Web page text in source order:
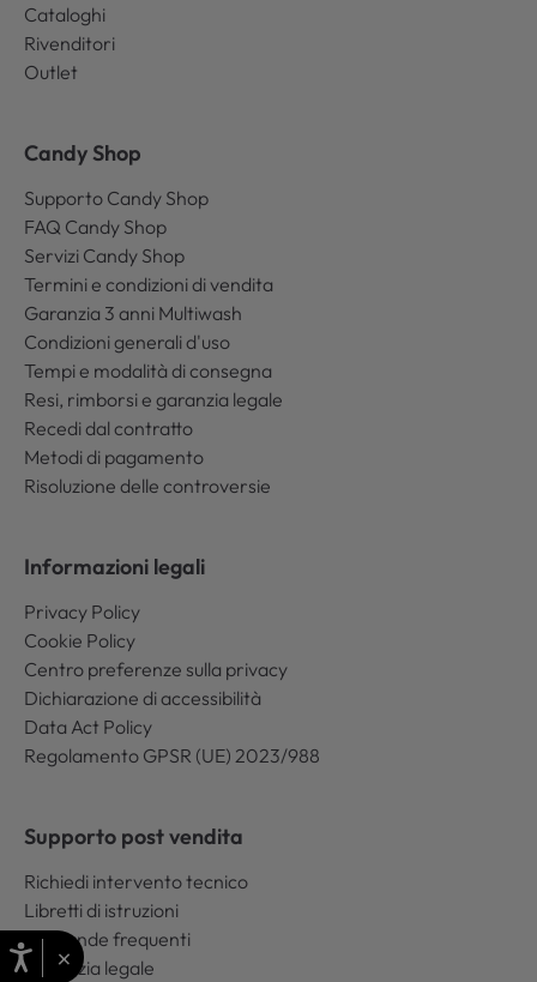
Cataloghi
Rivenditori
Outlet
Candy Shop
Supporto Candy Shop
FAQ Candy Shop
Servizi Candy Shop
Termini e condizioni di vendita
Garanzia 3 anni Multiwash
Condizioni generali d'uso
Tempi e modalità di consegna
Resi, rimborsi e garanzia legale
Recedi dal contratto
Metodi di pagamento
Risoluzione delle controversie
Informazioni legali
Privacy Policy
Cookie Policy
Centro preferenze sulla privacy
Dichiarazione di accessibilità
Data Act Policy
Regolamento GPSR (UE) 2023/988
Supporto post vendita
Richiedi intervento tecnico
Libretti di istruzioni
Domande frequenti
Garanzia legale
×